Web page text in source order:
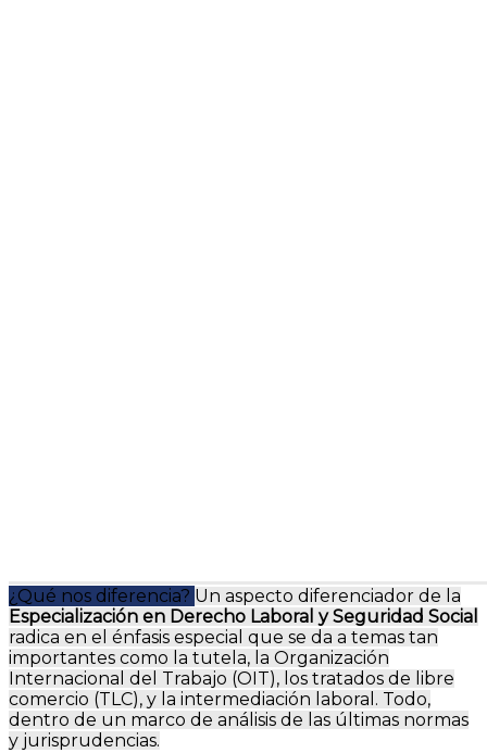
¿Qué nos diferencia? Un aspecto diferenciador de la
Especialización en Derecho Laboral y Seguridad Social
radica en el énfasis especial que se da a temas tan
importantes como la tutela, la Organización
Internacional del Trabajo (OIT), los tratados de libre
comercio (TLC), y la intermediación laboral. Todo,
dentro de un marco de análisis de las últimas normas
y jurisprudencias.